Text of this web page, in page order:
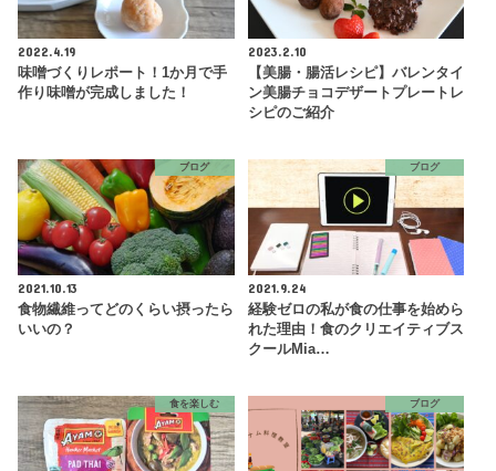
2022.4.19
味噌づくりレポート！1か月で手
作り味噌が完成しました！
2023.2.10
【美腸・腸活レシピ】バレンタイ
ン美腸チョコデザートプレートレ
シピのご紹介
ブログ
2021.10.13
食物繊維ってどのくらい摂ったら
いいの？
ブログ
2021.9.24
経験ゼロの私が食の仕事を始めら
れた理由！食のクリエイティブス
クールMia…
食を楽しむ ブログ